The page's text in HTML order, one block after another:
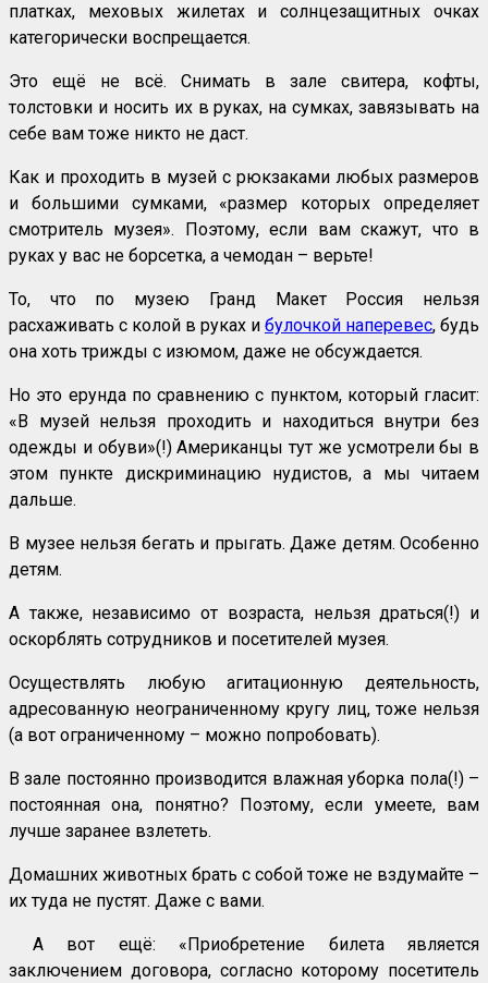
платках, меховых жилетах и солнцезащитных очках
категорически воспрещается.
Это ещё не всё. Снимать в зале свитера, кофты,
толстовки и носить их в руках, на сумках, завязывать на
себе вам тоже никто не даст.
Как и проходить в музей с рюкзаками любых размеров
и большими сумками, «размер которых определяет
смотритель музея». Поэтому, если вам скажут, что в
руках у вас не борсетка, а чемодан – верьте!
То, что по музею Гранд Макет Россия нельзя
расхаживать с колой в руках и булочкой наперевес, будь
она хоть трижды с изюмом, даже не обсуждается.
Но это ерунда по сравнению с пунктом, который гласит:
«В музей нельзя проходить и находиться внутри без
одежды и обуви»(!) Американцы тут же усмотрели бы в
этом пункте дискриминацию нудистов, а мы читаем
дальше.
В музее нельзя бегать и прыгать. Даже детям. Особенно
детям.
А также, независимо от возраста, нельзя драться(!) и
оскорблять сотрудников и посетителей музея.
Осуществлять любую агитационную деятельность,
адресованную неограниченному кругу лиц, тоже нельзя
(а вот ограниченному – можно попробовать).
В зале постоянно производится влажная уборка пола(!) –
постоянная она, понятно? Поэтому, если умеете, вам
лучше заранее взлететь.
Домашних животных брать с собой тоже не вздумайте –
их туда не пустят. Даже с вами.
А вот ещё: «Приобретение билета является
заключением договора, согласно которому посетитель